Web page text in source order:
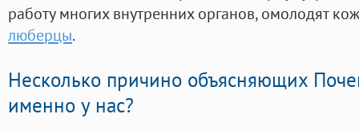
работу многих внутренних органов, омолодят
люберцы.
Несколько причино объясняющих
именно у нас?